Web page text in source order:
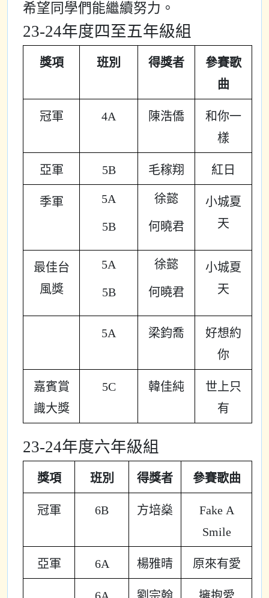
希望同學們能繼續努力。
23-24年度四至五年級組
獎項 班別 得獎者
參賽歌
曲
冠軍 4A 陳浩僑
和你一
樣
亞軍 5B 毛稼翔 紅日
季軍 5A
5B
徐懿
何曉君
小城夏
天
最佳台
風獎
5A
5B
徐懿
何曉君
小城夏
天
5A 梁鈞喬
好想約
你
嘉賓賞
識大獎
5C 韓佳純
世上只
有
23-24年度六年級組
獎項 班別 得獎者 參賽歌曲
冠軍 6B 方培燊
Fake A
Smile
亞軍 6A 楊雅晴 原來有愛